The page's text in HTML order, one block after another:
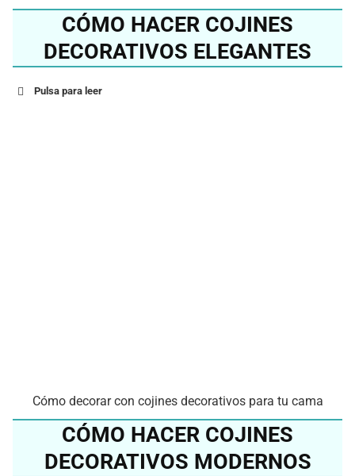
CÓMO HACER COJINES
DECORATIVOS ELEGANTES
Pulsa para leer
Cómo decorar con cojines decorativos para tu cama
CÓMO HACER COJINES
DECORATIVOS MODERNOS